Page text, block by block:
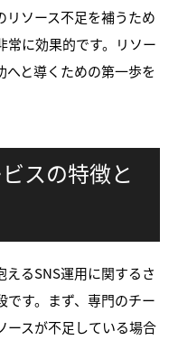
リソース不足を補うため
常に効果的です。リソー
へと導くための第一歩を
スの特徴と
るSNS運用に関するさ
です。まず、専門のチー
ースが不足している場合